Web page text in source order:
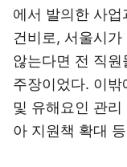
에서 발의한 사
건비로, 서울시
않는다면 전 직
주장이었다. 이
및 유해요인 관
아 지원책 확대